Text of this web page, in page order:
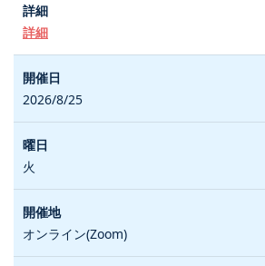
詳細
2026/8/25
火
オンライン(Zoom)